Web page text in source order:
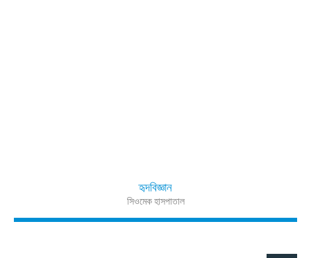
হৃদবিজ্ঞান
সিওমেক হাসপাতাল